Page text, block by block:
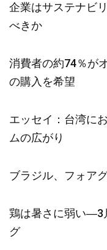
企業はサステナビ
べきか
消費者の約74％が
の購入を希望
エッセイ：台湾に
ムの広がり
ブラジル、フォア
鶏は暑さに弱い―3
グ